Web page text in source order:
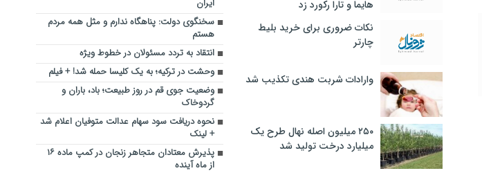
هایما و تارا رکورد زد
نکات ضروری برای خرید بلیط
چارتر
وارادات شربت هندی تکذیب شد
۲۵۰ میلیون اصله نهال طرح یک
میلیارد درخت تولید شد
ایران
سخنگوی دولت: پناهگاه ندارم و مثل همه مردم
هستم
انتقاد به تردد مسئولان در خطوط ویژه
وحشت در ترکیه؛ به یک کلیسا حمله شد! + فیلم
وضعیت جوی قم در روز طبیعت؛ باد، باران و
گردوخاک
نحوه دریافت سود سهام عدالت متوفیان اعلام شد
+ لینک
پذیرش معتادان متجاهر زنجان در کمپ ماده ۱۶
از ماه آینده